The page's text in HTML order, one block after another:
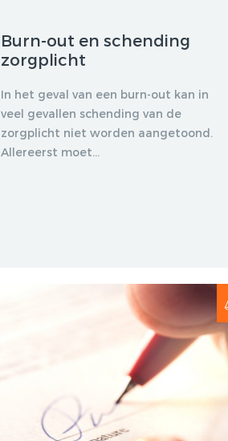
Burn-out en schending
zorgplicht
In het geval van een burn-out kan in
veel gevallen schending van de
zorgplicht niet worden aangetoond.
Allereerst moet...